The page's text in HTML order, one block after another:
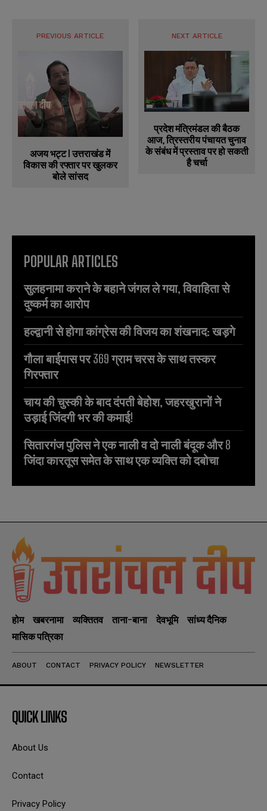
PREVIOUS ARTICLE
अजय भट्ट l उत्तराखंड में
विकास की रफ्तार पर खुलकर
बोले सांसद
NEXT ARTICLE
प्रदेश मंत्रिमंडल की बैठक
आज, त्रिस्तरीय पंचायत चुनाव
के संबंध में प्रस्ताव पर हो सकती
है चर्चा
POPULAR ARTICLES
सुलहनामा कराने के बहाने जंगल ले गया, विवाहिता से
दुष्कर्म का आरोप
हल्द्वानी से होगा कांग्रेस की विजय का शंखनाद: खड़गे
गौला बाईपास पर 369 ग्राम चरस के साथ तस्कर
गिरफ्तार
चाय की चुस्की के बाद दंपती बेहोश, जहरखुरानों ने
उड़ाई जिंदगी भर की कमाई!
सितारगंज पुलिस ने एक नाली व दो नाली बंदूक और 8
जिंदा कारतूस समेत के साथ एक व्यक्ति को दबोचा
होम खबरनामा व्यक्तितव ताना-बाना देवभूमि
सांध्य दैनिक
मासिक पत्रिका
ABOUT CONTACT PRIVACY POLICY NEWSLETTER
QUICK LINKS
About Us
Contact
Privacy Policy